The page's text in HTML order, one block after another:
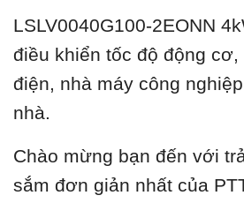
LSLV0040G100-2EONN
điều khiển tốc độ động cơ,
điện, nhà máy công
nhà.
Chào mừng bạn đến với
sắm đơn giản nhất của